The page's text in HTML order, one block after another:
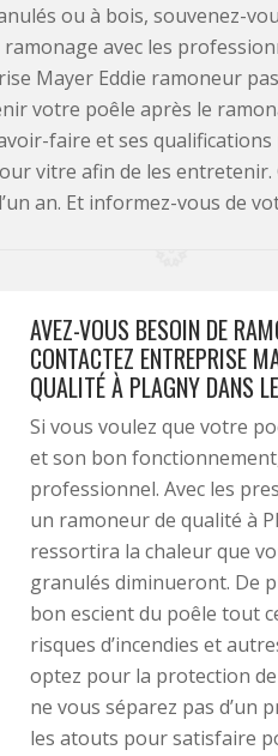
ou à bois, souvenez-
ramonage avec les
Mayer Eddie ramoneur
votre poêle après le
faire et ses
vitre afin de les
an. Et informez-vous de
AVEZ-VOUS BESOIN DE
CONTACTEZ ENTREPRISE
QUALITÉ À PLAGNY DANS
Si vous voulez que votre
et son bon
professionnel. Avec les
un ramoneur de qualité à
ressortira la chaleur que
granulés diminueront. De
bon escient du poêle tout
risques d’incendies et
optez pour la protection
ne vous séparez pas d’un
les atouts pour satisfaire